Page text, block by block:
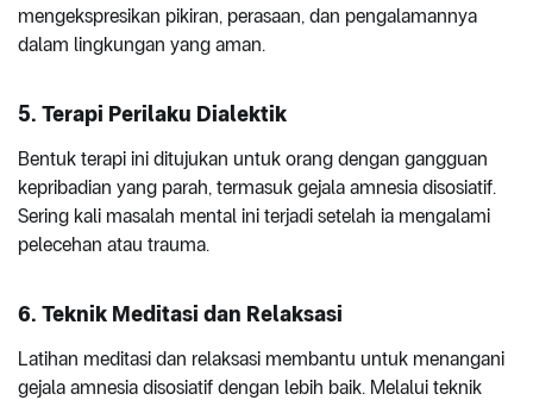
mengekspresikan pikiran, perasaan, dan pengalamannya
dalam lingkungan yang aman.
5. Terapi Perilaku Dialektik
Bentuk terapi ini ditujukan untuk orang dengan gangguan
kepribadian yang parah, termasuk gejala amnesia disosiatif.
Sering kali masalah mental ini terjadi setelah ia mengalami
pelecehan atau trauma.
6. Teknik Meditasi dan Relaksasi
Latihan meditasi dan relaksasi membantu untuk menangani
gejala amnesia disosiatif dengan lebih baik. Melalui teknik